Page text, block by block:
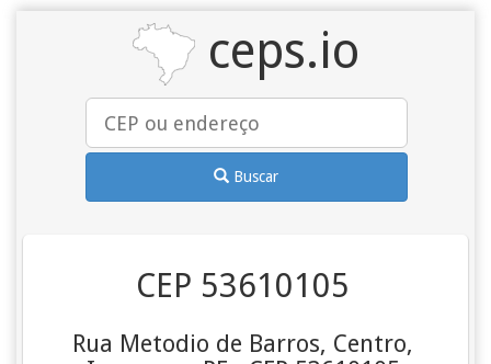
ceps.io
Buscar
CEP 53610105
Rua Metodio de Barros, Centro,